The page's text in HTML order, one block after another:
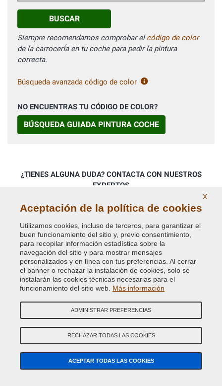
BUSCAR
Siempre recomendamos comprobar elcódigo de color
de la carrocerÍa en tu coche para pedir la pintura
correcta.
Búsqueda avanzada código de color
NO ENCUENTRAS TU CÓDIGO DE COLOR?
BÚSQUEDA GUIADA PINTURA COCHE
¿TIENES ALGUNA DUDA? CONTACTA CON NUESTROS
EXPERTOS
Llámanos a nuestros números de teléfono o escrÍbenos al
whatsapp
X
Aceptación de la política de cookies
Utilizamos cookies, incluso de terceros, para garantizar el
buen funcionamiento del sitio y, previo consentimiento,
para recopilar información estadística sobre la
navegación del sitio y para mostrar mensajes
personalizados y en línea con tus preferencias. Al cerrar
el banner o rechazar la instalación de cookies, solo se
instalarán las cookies técnicas necesarias para el
funcionamiento del sitio web. Más información
ADMINISTRAR PREFERENCIAS
RECHAZAR TODAS LAS COOKIES
ACEPTAR TODAS LAS COOKIES